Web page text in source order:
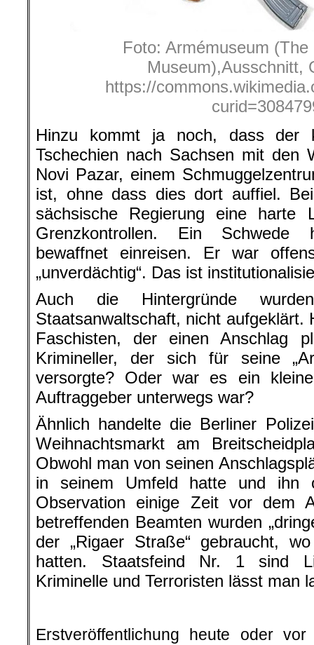
Foto: Armémuseum
Museum),Ausschnitt,
https://
Hinzu kommt ja noch, dass der
Tschechien nach Sachsen mit den
Novi Pazar, einem
ist, ohne dass dies dort auffiel.
sächsische Regierung eine
Grenzkontrollen. Ein Schwede
bewaffnet einreisen. Er war
„unverdächtig“. Das ist
Auch die Hintergründe
Staatsanwaltschaft, nicht aufgeklärt.
Faschisten, der einen Anschlag
Krimineller, der sich für seine
versorgte? Oder war es ein
Auftraggeber unterwegs war?
Ähnlich handelte die Berliner
Weihnachtsmarkt am
Obwohl man von seinen
in seinem Umfeld hatte und ihn
Observation einige Zeit vor dem
betreffenden Beamten wurden
der „Rigaer Straße“ gebraucht,
hatten. Staatsfeind Nr. 1 sind
Kriminelle und Terroristen lässt man
Erstveröffentlichung heute oder